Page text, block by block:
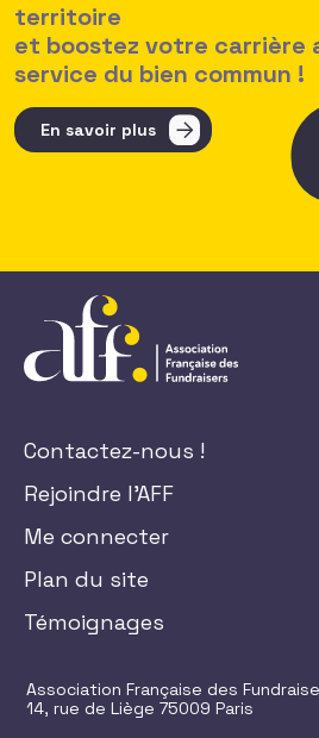
territoire
et boostez votre carrière
service du bien commun !
En savoir plus
Contactez-nous !
Rejoindre l'AFF
Me connecter
Plan du site
Témoignages
Association Française des
14, rue de Liège 75009 Paris